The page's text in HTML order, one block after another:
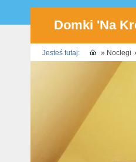
Domki 'Na
Jesteś tutaj: » Noclegi